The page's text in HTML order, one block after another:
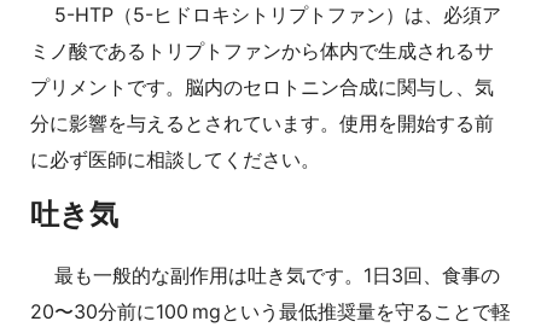
5-HTP（5-ヒドロキシトリプトファン）は、必須ア
ミノ酸であるトリプトファンから体内で生成されるサ
プリメントです。脳内のセロトニン合成に関与し、気
分に影響を与えるとされています。使用を開始する前
に必ず医師に相談してください。
吐き気
最も一般的な副作用は吐き気です。1日3回、食事の
20〜30分前に100 mgという最低推奨量を守ることで軽